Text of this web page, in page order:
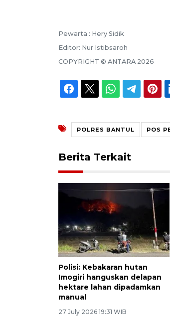
Pewarta : Hery Sidik
Editor: Nur Istibsaroh
COPYRIGHT © ANTARA 2026
POLRES BANTUL POS
Berita Terkait
Polisi: Kebakaran hutan
Imogiri hanguskan delapan
hektare lahan dipadamkan
manual
27 July 2026 19:31 WIB